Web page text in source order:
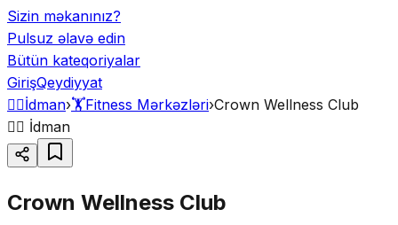
Sizin məkanınız?
Pulsuz əlavə edin
Bütün kateqoriyalar
GirişQeydiyyat
🏋️‍♂️İdman›🏋️Fitness Mərkəzləri›Crown Wellness Club
🏋️‍♂️ İdman
Crown Wellness Club